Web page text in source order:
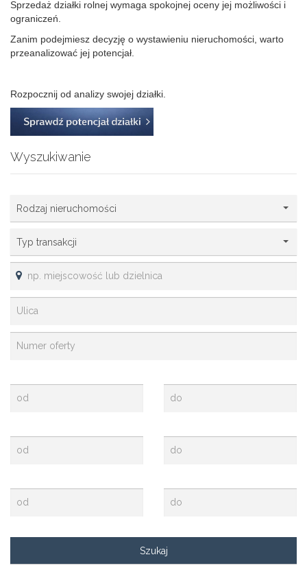
Sprzedaż działki rolnej wymaga spokojnej oceny jej możliwości i
ograniczeń.
Zanim podejmiesz decyzję o wystawieniu nieruchomości, warto
przeanalizować jej potencjał.
Rozpocznij od analizy swojej działki.
Wyszukiwanie
Rodzaj nieruchomości
Typ transakcji